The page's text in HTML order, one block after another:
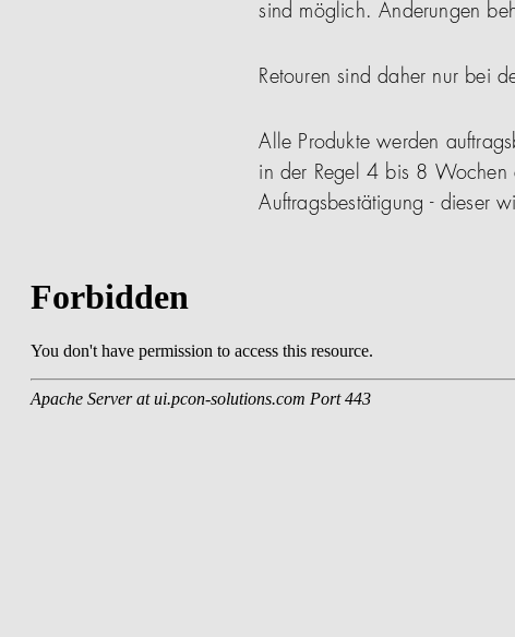
sind möglich. Änderungen
Retouren sind daher nur bei
Alle Produkte werden
in der Regel 4 bis 8 Wochen
Auftragsbestätigung - dieser